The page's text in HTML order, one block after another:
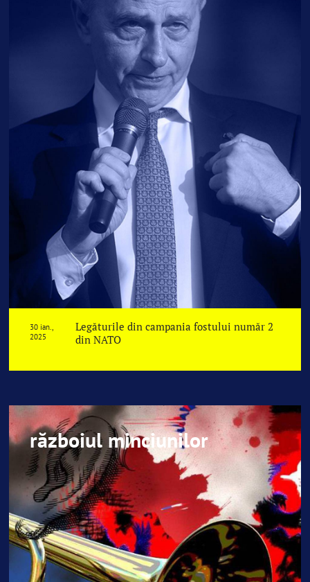
30 ian.,
2025
Legăturile din campania fostului număr 2
din NATO
războiul minciunilor